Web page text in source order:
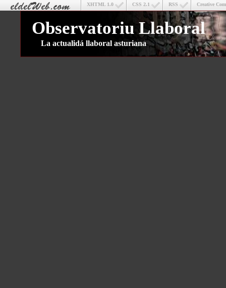
Creative
RSS
CSS 2.1
XHTML 1.0
Observatoriu Llaboral
La actualidá llaboral asturiana